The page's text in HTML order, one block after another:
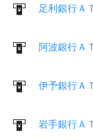
足利銀行Ａ
阿波銀行Ａ
伊予銀行Ａ
岩手銀行Ａ